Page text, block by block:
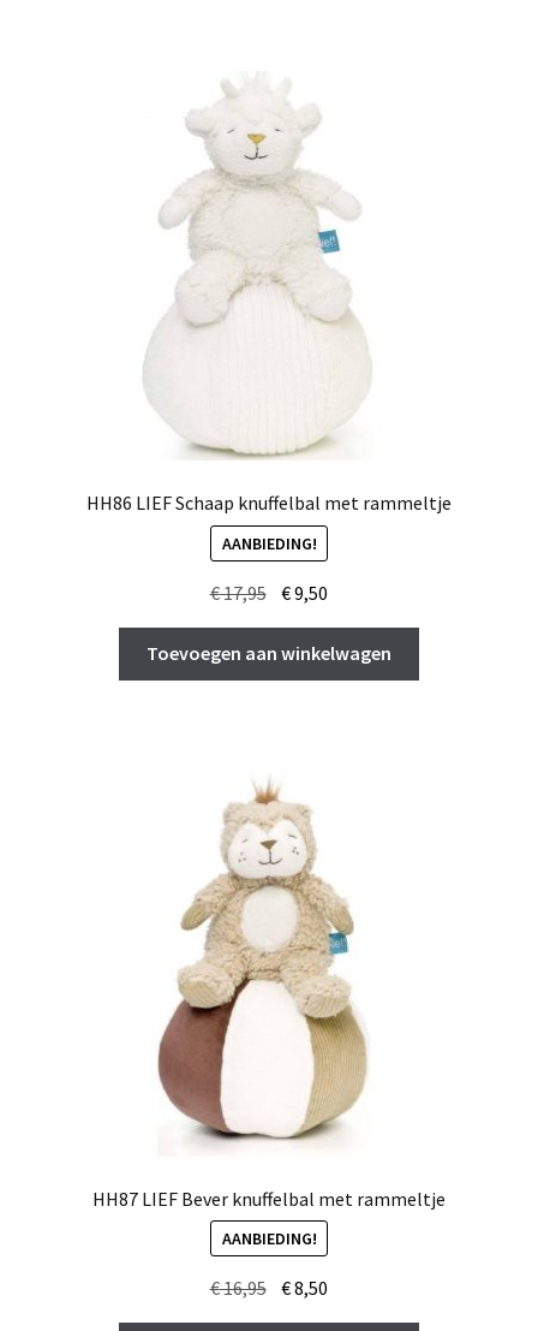
HH86 LIEF Schaap knuffelbal met rammeltje
AANBIEDING!
€17,95 Oorspronkelijke
was:
€ 17,95.
€9,50
is:
€ 9,50.
Toevoegen aan winkelwagen
HH87 LIEF Bever knuffelbal met rammeltje
AANBIEDING!
€16,95 Oorspronkelijke
€8,50